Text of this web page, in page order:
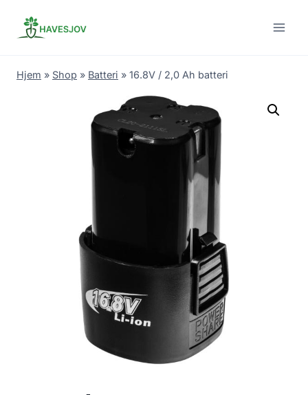
Hjem » Shop » Batteri » 16.8V / 2,0 Ah batteri